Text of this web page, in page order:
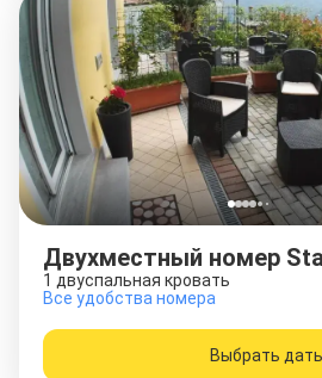
Двухместный номер
1 двуспальная кровать
Все удобства номера
Выбрать